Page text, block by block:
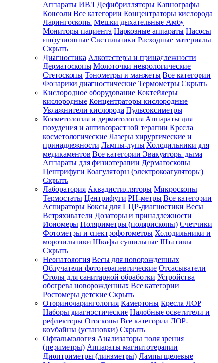
Аппараты ИВЛ Дефибрилляторы Капнографы
Консоли Все категории Концентраторы кислорода
Ларингоскопы Мешки дыхательные Амбу
Мониторы пациента Наркозные аппараты Насосы
инфузионные Светильники Расходные материалы
Скрыть
Диагностика Алкотестеры и принадлежности
Дерматоскопы Молоточки неврологические
Стетоскопы Тонометры и манжеты Все категории
Фонарики диагностические Термометры Скрыть
Кислородное оборудование Коктейлеры
кислородные Концентраторы кислородные
Увлажнители кислорода Пульсоксиметры
Косметология и дерматология Аппараты для
похудения и антивозрастной терапии Кресла
косметологические Лазеры хирургические и
принадлежности Лампы-лупы Холодильники для
медикаментов Все категории Эвакуаторы дыма
Аппараты для физиотерапии Дерматоскопы
Центрифуги Коагуляторы (электрокоагуляторы)
Скрыть
Лаборатория Аквадистилляторы Микроскопы
Термостаты Центрифуги PH-метры Все категории
Аспираторы Боксы для ПЦР-диагностики Весы
Встряхиватели Дозаторы и принадлежности
Иономеры Поляриметры (полярископы) Счётчики
Фотометры и спектрофотометры Холодильники и
морозильники Шкафы сушильные Штативы
Скрыть
Неонатология Весы для новорожденных
Облучатели фототерапевтические Отсасыватели
Столы для санитарной обработки Устройства
обогрева новорожденных Все категории
Ростомеры детские Скрыть
Оториноларингология Камертоны Кресла ЛОР
Наборы диагностические Налобные осветители и
рефлекторы Отоскопы Все категории ЛОР-
комбайны (установки) Скрыть
Офтальмология Анализаторы поля зрения
(периметры) Аппараты магнитотерапии
Диоптриметры (линзметры) Лампы щелевые